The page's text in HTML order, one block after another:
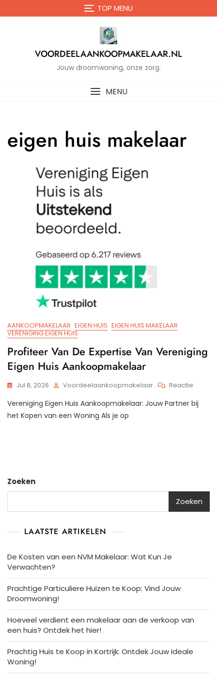
de
TOP MENU
VOORDEELAANKOOPMAKELAAR.NL
Jouw droomwoning, onze zorg.
MENU
eigen huis makelaar
AANKOOPMAKELAAR EIGEN HUIS EIGEN HUIS MAKELAAR
VERENIGING EIGEN HUIS
Profiteer Van De Expertise Van Vereniging
Eigen Huis Aankoopmakelaar
Jul 8, 2026 Voordeelaankoopmakelaar Reactie
Van
Vereniging Eigen Huis Aankoopmakelaar: Jouw Partner bij
het Kopen van een Woning Als je op
Zoeken
Zoeken
LAATSTE ARTIKELEN
De Kosten van een NVM Makelaar: Wat Kun Je
Verwachten?
Prachtige Particuliere Huizen te Koop: Vind Jouw
Droomwoning!
Hoeveel verdient een makelaar aan de verkoop van
een huis? Ontdek het hier!
Prachtig Huis te Koop in Kortrijk: Ontdek Jouw Ideale
Woning!